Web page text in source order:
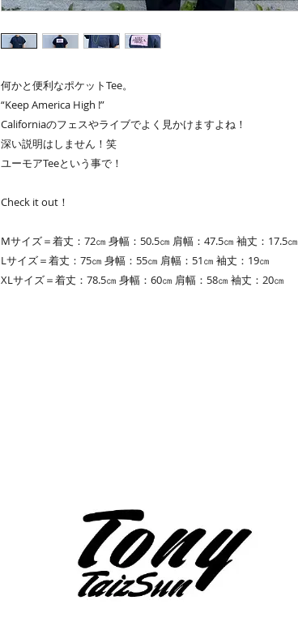
何かと便利なポケットTee。
“Keep America High !”
Californiaのフェスやライブでよく見かけますよね！
深い説明はしません！笑
ユーモアTeeという事で！
Check it out！
Mサイズ＝着丈：72㎝ 身幅：50.5㎝ 肩幅：47.5㎝ 袖丈：17.5㎝
Lサイズ＝着丈：75㎝ 身幅：55㎝ 肩幅：51㎝ 袖丈：19㎝
XLサイズ＝着丈：78.5㎝ 身幅：60㎝ 肩幅：58㎝ 袖丈：20㎝